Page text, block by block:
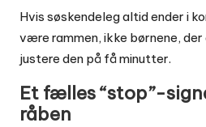
Hvis søskendeleg altid ender i
være rammen, ikke børnene, der
justere den på få minutter.
Et fælles “stop”-
råben